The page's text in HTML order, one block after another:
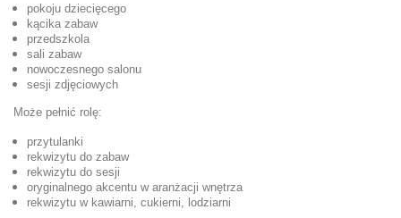
pokoju dziecięcego
kącika zabaw
przedszkola
sali zabaw
nowoczesnego salonu
sesji zdjęciowych
Może pełnić rolę:
przytulanki
rekwizytu do zabaw
rekwizytu do sesji
oryginalnego akcentu w aranżacji wnętrza
rekwizytu w kawiarni, cukierni, lodziarni